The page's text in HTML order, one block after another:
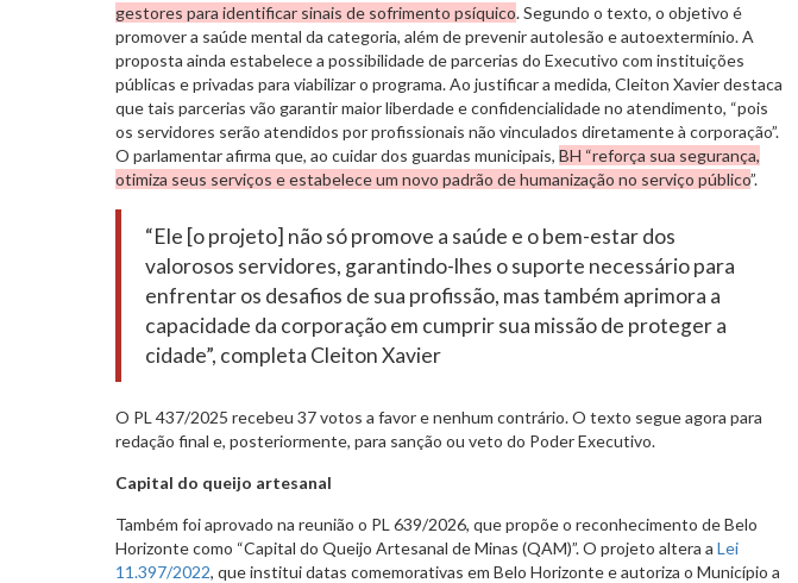
gestores para identificar sinais de sofrimento psíquico. Segundo o texto, o objetivo é
promover a saúde mental da categoria, além de prevenir autolesão e autoextermínio. A
proposta ainda estabelece a possibilidade de parcerias do Executivo com instituições
públicas e privadas para viabilizar o programa. Ao justificar a medida, Cleiton Xavier destaca
que tais parcerias vão garantir maior liberdade e confidencialidade no atendimento, “pois
os servidores serão atendidos por profissionais não vinculados diretamente à corporação”.
O parlamentar afirma que, ao cuidar dos guardas municipais, BH “reforça sua segurança,
otimiza seus serviços e estabelece um novo padrão de humanização no serviço público”.
“Ele [o projeto] não só promove a saúde e o bem-estar dos
valorosos servidores, garantindo-lhes o suporte necessário para
enfrentar os desafios de sua profissão, mas também aprimora a
capacidade da corporação em cumprir sua missão de proteger a
cidade”, completa Cleiton Xavier
O PL 437/2025 recebeu 37 votos a favor e nenhum contrário. O texto segue agora para
redação final e, posteriormente, para sanção ou veto do Poder Executivo.
Capital do queijo artesanal
Também foi aprovado na reunião o PL 639/2026, que propõe o reconhecimento de Belo
Horizonte como “Capital do Queijo Artesanal de Minas (QAM)”. O projeto altera a Lei
11.397/2022, que institui datas comemorativas em Belo Horizonte e autoriza o Município a